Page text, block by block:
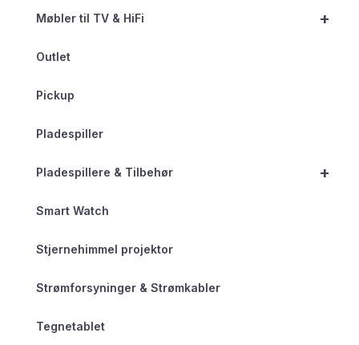
+
Møbler til TV & HiFi
Outlet
Pickup
Pladespiller
+
Pladespillere & Tilbehør
Smart Watch
Stjernehimmel projektor
Strømforsyninger & Strømkabler
Tegnetablet